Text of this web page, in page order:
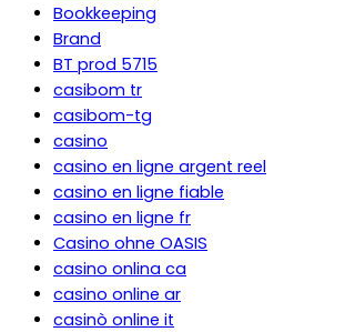
Bookkeeping
Brand
BT prod 5715
casibom tr
casibom-tg
casino
casino en ligne argent reel
casino en ligne fiable
casino en ligne fr
Casino ohne OASIS
casino onlina ca
casino online ar
casinò online it